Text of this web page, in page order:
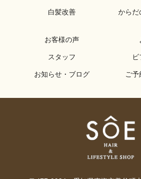
白髪改善
からだ
お客様の声
スタッフ ビ
お知らせ・ブログ ご